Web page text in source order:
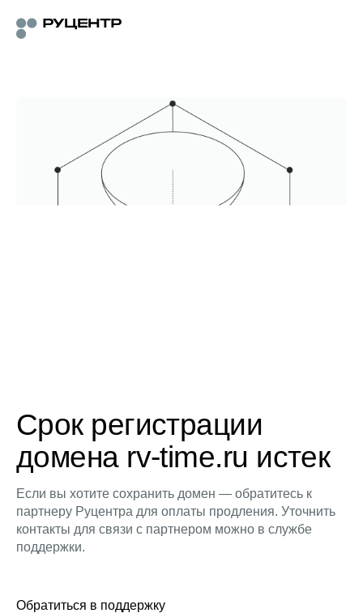
Срок регистрации
домена rv-time.ru истек
Если вы хотите сохранить домен — обратитесь к
партнеру Руцентра для оплаты продления. Уточнить
контакты для связи с партнером можно в службе
поддержки.
Обратиться в поддержку